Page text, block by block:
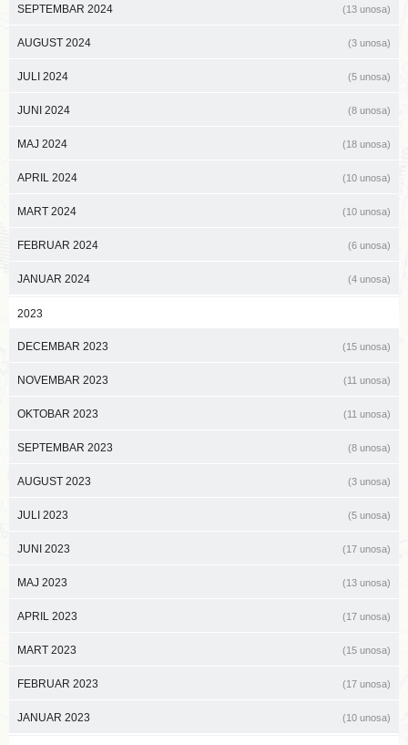
SEPTEMBAR 2024 (13 unosa)
AUGUST 2024 (3 unosa)
JULI 2024 (5 unosa)
JUNI 2024 (8 unosa)
MAJ 2024 (18 unosa)
APRIL 2024 (10 unosa)
MART 2024 (10 unosa)
FEBRUAR 2024 (6 unosa)
JANUAR 2024 (4 unosa)
2023
DECEMBAR 2023 (15 unosa)
NOVEMBAR 2023 (11 unosa)
OKTOBAR 2023 (11 unosa)
SEPTEMBAR 2023 (8 unosa)
AUGUST 2023 (3 unosa)
JULI 2023 (5 unosa)
JUNI 2023 (17 unosa)
MAJ 2023 (13 unosa)
APRIL 2023 (17 unosa)
MART 2023 (15 unosa)
FEBRUAR 2023 (17 unosa)
JANUAR 2023 (10 unosa)